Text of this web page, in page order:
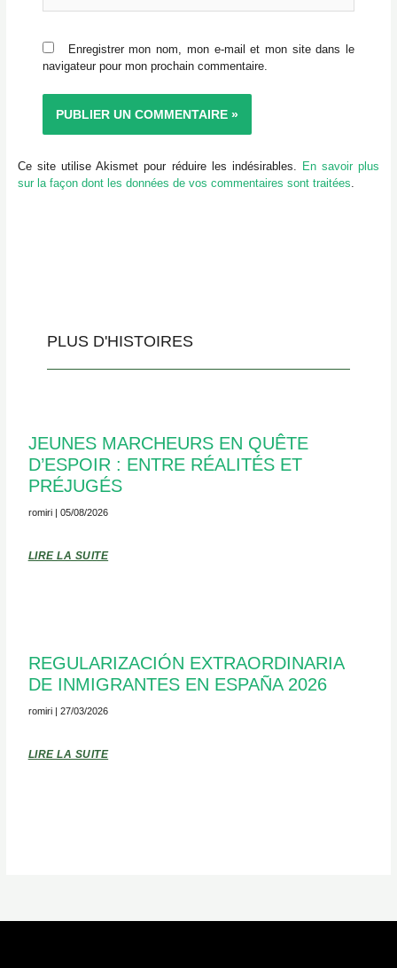
Enregistrer mon nom, mon e-mail et mon site dans le
navigateur pour mon prochain commentaire.
Ce site utilise Akismet pour réduire les indésirables. En savoir plus
sur la façon dont les données de vos commentaires sont traitées.
PLUS D'HISTOIRES
JEUNES MARCHEURS EN QUÊTE
D’ESPOIR : ENTRE RÉALITÉS ET
PRÉJUGÉS
romiri 05/08/2026
LIRE LA SUITE
REGULARIZACIÓN EXTRAORDINARIA
DE INMIGRANTES EN ESPAÑA 2026
romiri 27/03/2026
LIRE LA SUITE